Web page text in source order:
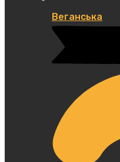
Веганська